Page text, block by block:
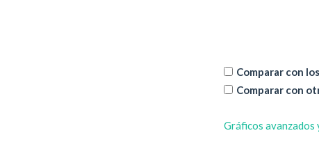
Comparar con
Comparar con
Gráficos avanzados